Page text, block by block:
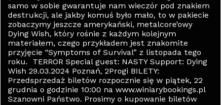
samo w sobie gwarantuje nam wieczór pod znakiem
destrukcji, ale jakby komuś było mało, to w pakiecie
zobaczymy jeszcze amerykański, metalcore’owy
Dying Wish, który rośnie z każdym kolejnym
materiałem, czego przykładem jest znakomite
przyjęcie “Symptoms of Survival” z listopada tego
roku. TERROR Special guest: NASTY Support: Dying
Wish 29.03.2024 Poznań, 2Progi BILETY:
Przedsprzedaż biletów rozpocznie się w piątek, 22
grudnia o godzinie 10:00 na www.winiarybookings.pl
Szanowni Państwo. Prosimy o kupowanie biletów